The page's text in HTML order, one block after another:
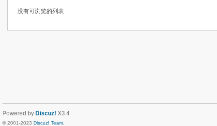
没有可浏览的列表
Powered by Discuz! X3.4
© 2001-2023 Discuz! Team